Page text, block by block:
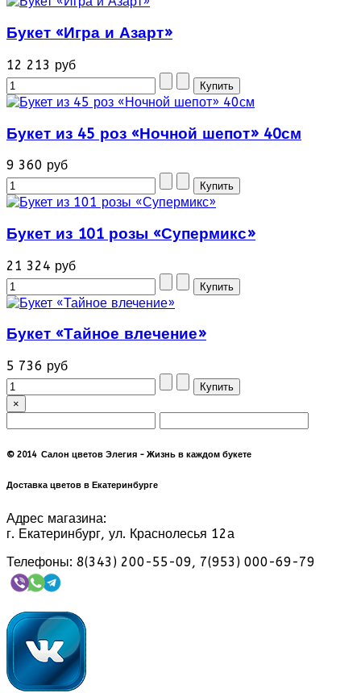
Букет «Игра и Азарт»
12 213 руб
Букет из 45 роз «Ночной шепот» 40см
9 360 руб
Букет из 101 розы «Супермикс»
21 324 руб
Букет «Тайное влечение»
5 736 руб
×
© 2014 Салон цветов Элегия - Жизнь в каждом букете
Доставка цветов в Екатеринбурге
Адрес магазина:
г. Екатеринбург, ул. Краснолесья 12а
Телефоны: 8(343) 200-55-09, 7(953) 000-69-79